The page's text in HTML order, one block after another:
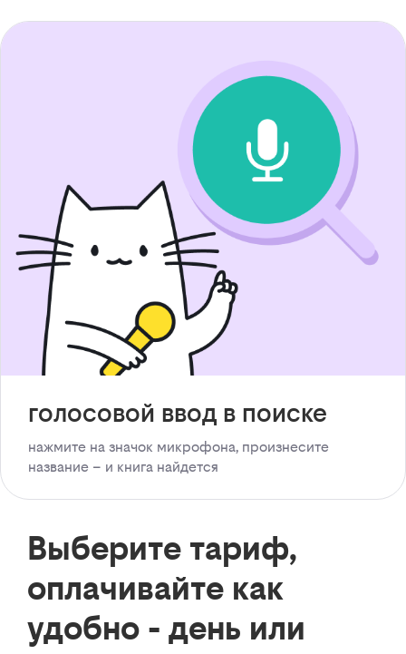
голосовой ввод в поиске
нажмите на значок микрофона, произнесите
название – и книга найдется
Выберите тариф,
оплачивайте как
удобно - день или